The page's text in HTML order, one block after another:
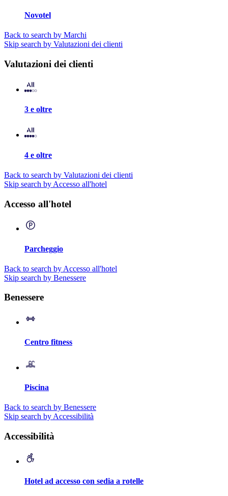
Novotel
Back to search by Marchi
Skip search by Valutazioni dei clienti
Valutazioni dei clienti
3 e oltre
4 e oltre
Back to search by Valutazioni dei clienti
Skip search by Accesso all'hotel
Accesso all'hotel
Parcheggio
Back to search by Accesso all'hotel
Skip search by Benessere
Benessere
Centro fitness
Piscina
Back to search by Benessere
Skip search by Accessibilità
Accessibilità
Hotel ad accesso con sedia a rotelle